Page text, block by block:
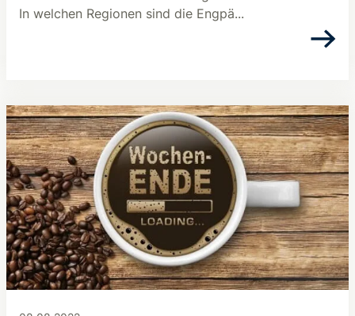
In welchen Regionen sind die Engpä...